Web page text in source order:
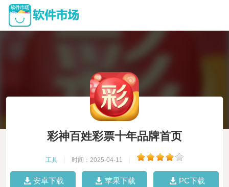
彩神百姓彩票十年品牌首页
工具 时间：2025-04-11
安卓下载 苹果下载 PC下载